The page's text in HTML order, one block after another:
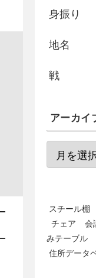
身振り
地名
戦
アーカイ
スチール棚
チェア
会
みテーブル
住所データ